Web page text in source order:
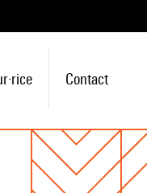
Contact